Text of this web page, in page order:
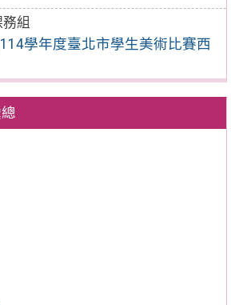
組
學年度臺北市學生美術比賽西